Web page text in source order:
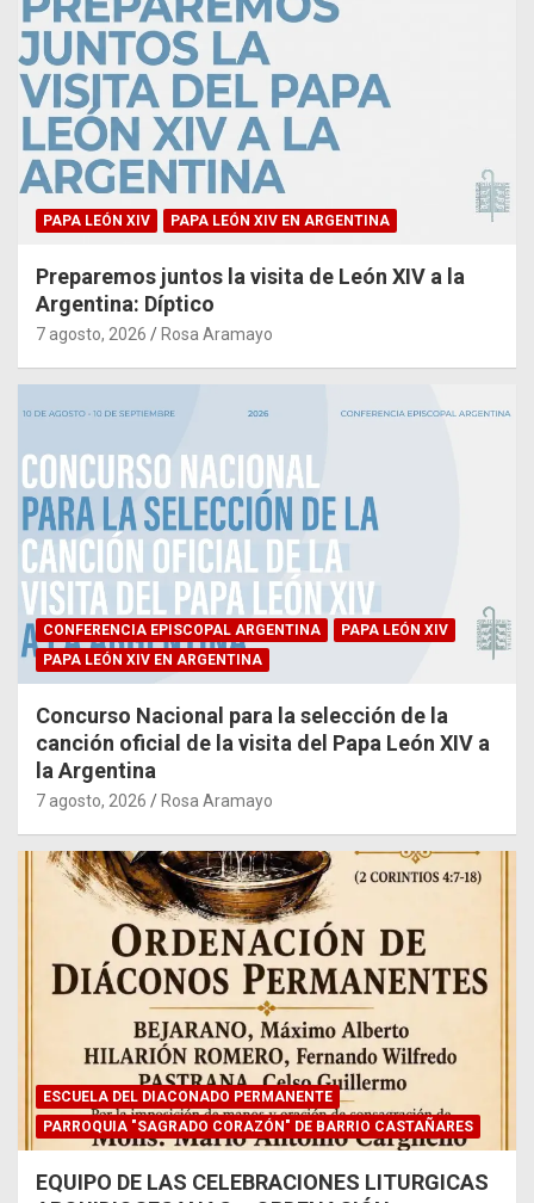
PAPA LEÓN XIV PAPA LEÓN XIV EN ARGENTINA
Preparemos juntos la visita de León XIV a la
Argentina: Díptico
7 agosto, 2026 Rosa Aramayo
CONFERENCIA EPISCOPAL ARGENTINA
PAPA LEÓN XIV
PAPA LEÓN XIV EN ARGENTINA
Concurso Nacional para la selección de la
canción oficial de la visita del Papa León XIV a
la Argentina
7 agosto, 2026 Rosa Aramayo
ESCUELA DEL DIACONADO PERMANENTE
PARROQUIA "SAGRADO CORAZÓN" DE BARRIO CASTAÑARES
EQUIPO DE LAS CELEBRACIONES LITURGICAS